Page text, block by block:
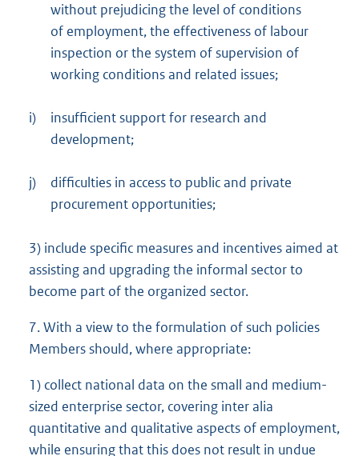
without prejudicing the level of conditions
of employment, the effectiveness of labour
inspection or the system of supervision of
working conditions and related issues;
i)
insufficient support for research and
development;
j)
difficulties in access to public and private
procurement opportunities;
3) include specific measures and incentives aimed at
assisting and upgrading the informal sector to
become part of the organized sector.
7. With a view to the formulation of such policies
Members should, where appropriate:
1) collect national data on the small and medium-
sized enterprise sector, covering inter alia
quantitative and qualitative aspects of employment,
while ensuring that this does not result in undue